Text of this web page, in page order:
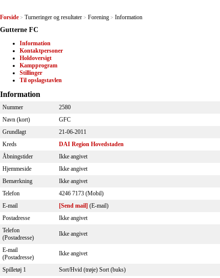
Forside > Turneringer og resultater > Forening > Information
Gutterne FC
Information
Kontaktpersoner
Holdoversigt
Kampprogram
Stillinger
Til opslagstavlen
Information
Nummer
2580
Navn (kort)
GFC
Grundlagt
21-06-2011
Kreds
DAI Region Hovedstaden
Åbningstider
Ikke angivet
Hjemmeside
Ikke angivet
Bemærkning
Ikke angivet
Telefon
4246 7173 (Mobil)
E-mail
[Send mail] (E-mail)
Postadresse
Ikke angivet
Telefon
(Postadresse)
Ikke angivet
E-mail
(Postadresse)
Ikke angivet
Spilletøj 1
Sort/Hvid (trøje) Sort (buks)